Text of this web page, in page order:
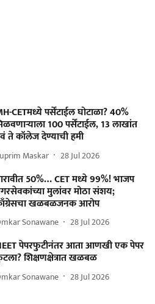
CETमध्ये पर्सेंटाईल घोटाळा? 40%
100 पर्सेंटाईल, 13 लाखांत
ते कॉलेज देण्याची हमी
Maskar 28 Jul 2026
50%… CET मध्ये 99%! भाजप
मुलांवर मोठा संशय;
खळबळजनक आरोप
Sonawane 28 Jul 2026
पेपरफुटीनंतर आता आणखी एक पेपर
शिक्षणक्षेत्रात खळबळ
Sonawane 28 Jul 2026